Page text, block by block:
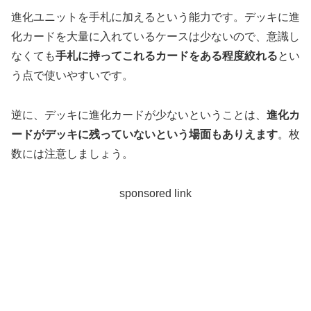
進化ユニットを手札に加えるという能力です。デッキに進
化カードを大量に入れているケースは少ないので、意識し
なくても手札に持ってこれるカードをある程度絞れるとい
う点で使いやすいです。
逆に、デッキに進化カードが少ないということは、 進化カ
ードがデッキに残っていないという場面もありえます。枚
数には注意しましょう。
sponsored link